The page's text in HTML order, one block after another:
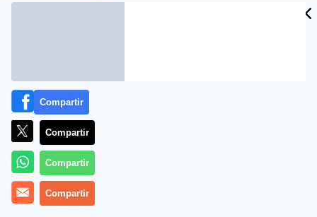
Compartir
Compartir
Compartir
Compartir